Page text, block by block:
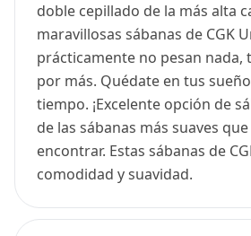
doble cepillado de la más alta
maravillosas sábanas de CGK
prácticamente no pesan nada,
por más. Quédate en tus
tiempo. ¡Excelente opción de
de las sábanas más suaves
encontrar. Estas sábanas de
comodidad y suavidad.